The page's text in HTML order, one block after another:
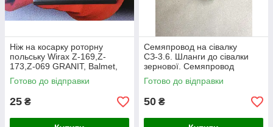
Ніж на косарку роторну
польську Wirax Z-169,Z-
173,Z-069 GRANIT, Balmet,
Gerlach
Готово до відправки
25 ₴
Семяпровод на сівалку
СЗ-3.6. Шланги до сівалки
зернової. Семяпровод
Червона Зірка СЗ 3.6
Готово до відправки
50 ₴